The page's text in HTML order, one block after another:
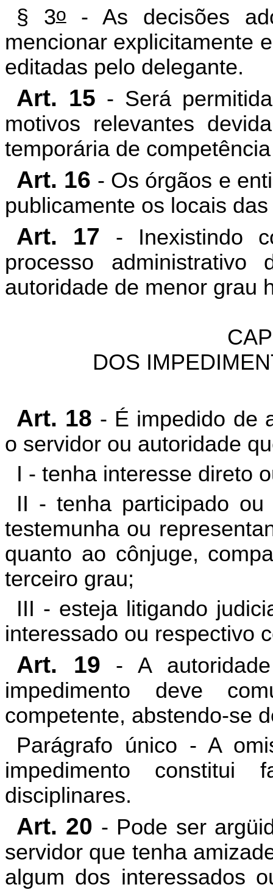
§ 3o- As decisões
mencionar explicitamente
editadas pelo delegante.
Art. 15 - Será
motivos relevantes
temporária de
Art. 16 - Os órgãos e
publicamente os locais
Art. 17 - Inexistindo
processo
autoridade de menor grau
DOS
Art. 18 - É impedido de
o servidor ou autoridade
I - tenha interesse direto
II - tenha participado
testemunha ou
quanto ao cônjuge,
terceiro grau;
III - esteja litigando
interessado ou respectivo
Art. 19 - A
impedimento deve
competente, abstendo-se
Parágrafo único - A
impedimento
disciplinares.
Art. 20 - Pode ser
servidor que tenha
algum dos interessados